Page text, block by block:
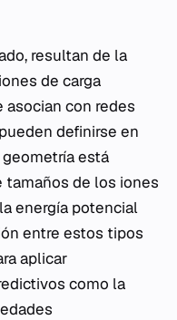
resultan de la
de carga
asocian con redes
definirse en
está
tamaños de los iones
energía potencial
entre estos tipos
aplicar
como la